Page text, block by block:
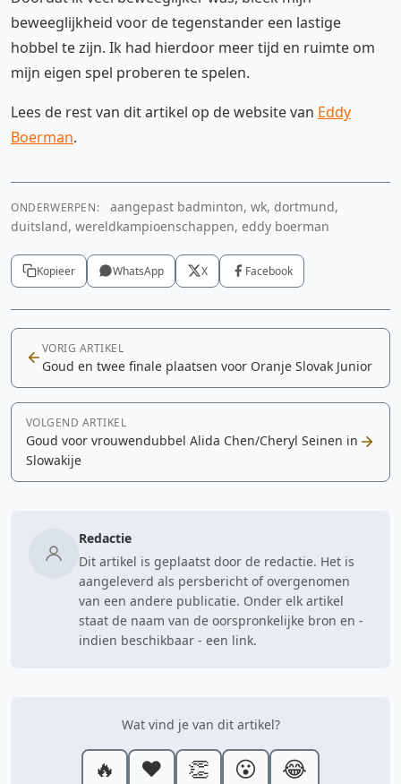
beweeglijkheid voor de tegenstander een lastige
hobbel te zijn. Ik had hierdoor meer tijd en ruimte om
mijn eigen spel proberen te spelen.
Lees de rest van dit artikel op de website van Eddy
Boerman.
ONDERWERPEN:
aangepast badminton, wk, dortmund,
duitsland, wereldkampioenschappen, eddy boerman
Kopieer WhatsApp X Facebook
VORIG ARTIKEL
Goud en twee finale plaatsen voor Oranje Slovak Junior
VOLGEND ARTIKEL
Goud voor vrouwendubbel Alida Chen/Cheryl Seinen in
Slowakije
Redactie
Dit artikel is geplaatst door de redactie. Het is
aangeleverd als persbericht of overgenomen
van een andere publicatie. Onder elk artikel
staat de naam van de oorspronkelijke bron en -
indien beschikbaar - een link.
Wat vind je van dit artikel?
🔥 ❤️ 👏 😮 😂